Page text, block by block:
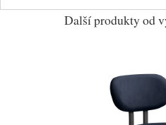
Další produkty od